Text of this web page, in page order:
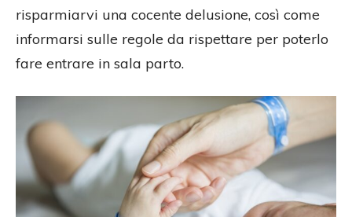
risparmiarvi una cocente delusione, così come
informarsi sulle regole da rispettare per poterlo
fare entrare in sala parto.